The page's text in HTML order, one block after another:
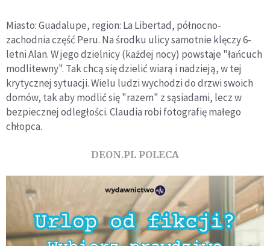
Miasto: Guadalupe, region: La Libertad, północno-
zachodnia część Peru. Na środku ulicy samotnie klęczy 6-
letni Alan. W jego dzielnicy (każdej nocy) powstaje "łańcuch
modlitewny". Tak chcą się dzielić wiarą i nadzieją, w tej
krytycznej sytuacji. Wielu ludzi wychodzi do drzwi swoich
domów, tak aby modlić się "razem" z sąsiadami, lecz w
bezpiecznej odległości. Claudia robi fotografię małego
chłopca.
DEON.PL POLECA